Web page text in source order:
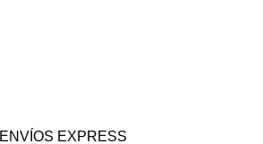
ENVÍOS EXPRESS